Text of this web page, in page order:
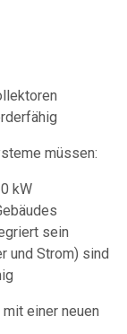
müssen:
kW
sein
und Strom) sind
einer neuen